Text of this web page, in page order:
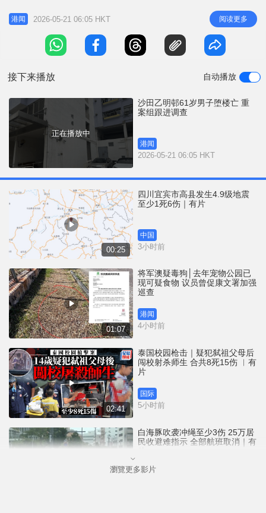
e
经初步调查，相信事主从上址单位堕下，现场未有检
获遗书。 据了解，死者姓罗，生前与妻子及儿子因
儿子升学开支问题发生争执。警方正调查事件背景及
堕楼原因。
港闻 2026-05-21 06:05 HKT 阅读更多
接下来播放 自动播放
正在播放中
沙田乙明邨61岁男子堕楼亡 重
案组跟进调查
港闻
2026-05-21 06:05 HKT
00:25
四川宜宾市高县发生4.9级地震
至少1死6伤｜有片
中国
3小时前
01:07
将军澳疑毒狗│去年宠物公园已
现可疑食物 议员曾促康文署加强
巡查
港闻
4小时前
02:41
泰国校园枪击｜疑犯弑祖父母后
闯校射杀师生 合共8死15伤 ︱有
片
国际
5小时前
白海豚吹袭冲绳至少3伤 25万居
民收避难指示 全部航班取消｜有
国际
瀏覽更多影片